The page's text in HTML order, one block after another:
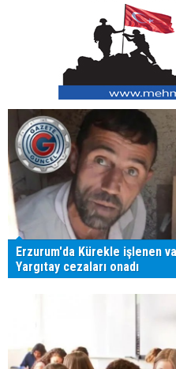
Erzurum'da Kürekle işlenen
Yargıtay cezaları onadı